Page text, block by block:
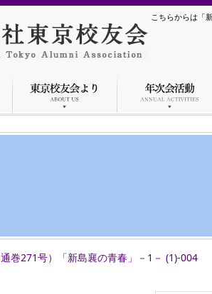
こちらからは「
巻271号）「新島襄の青春」－1－ (1)-004